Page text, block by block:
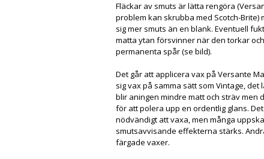
Fläckar av smuts är lätta rengöra
problem kan skrubba med Scotch-Brite)
sig mer smuts än en blank. Eventuell
matta ytan försvinner när den torkar
permanenta spår (se bild).
Det går att applicera vax på Versante
sig vax på samma sätt som Vintage, det
blir aningen mindre matt och sträv men
för att polera upp en ordentlig glans. Det
nödvändigt att vaxa, men många
smutsavvisande effekterna stärks.
färgade vaxer.